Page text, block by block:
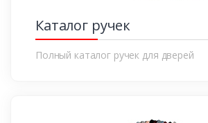
Каталог ручек
Полный каталог ручек для дверей